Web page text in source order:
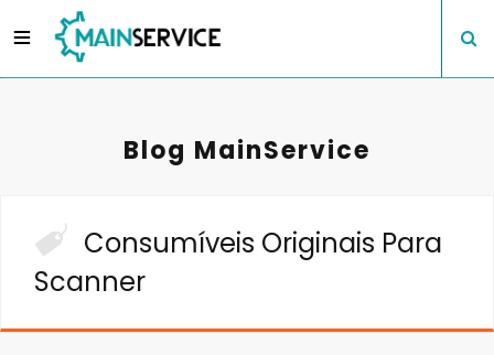
Blog MainService
Consumíveis Originais Para
Scanner